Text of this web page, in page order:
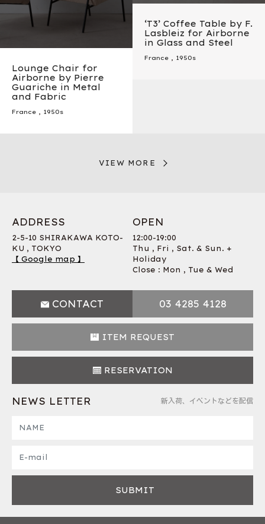
‘T3’ Coffee Table by F.
Lasbleiz for Airborne
in Glass and Steel
France , 1950s
Lounge Chair for
Airborne by Pierre
Guariche in Metal
and Fabric
France , 1950s
VIEW MORE
ADDRESS
2-5-10 SHIRAKAWA KOTO-
KU , TOKYO
【 Google map 】
OPEN
12:00-19:00
Thu , Fri , Sat. & Sun. +
Holiday
Close : Mon , Tue & Wed
CONTACT 03 4285 4128
ITEM REQUEST
RESERVATION
NEWS LETTER 新入荷、イベントなどを配信